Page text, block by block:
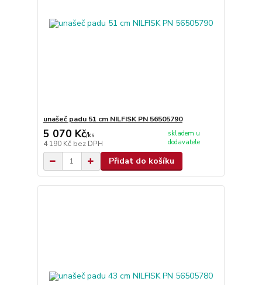
unašeč padu 51 cm NILFISK PN 56505790
5 070 Kč/ks
4 190 Kč bez DPH
skladem u
dodavatele
Přidat do košíku